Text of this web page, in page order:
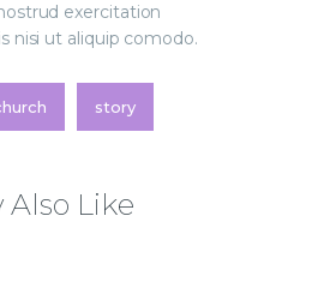
exercitation
nisi ut aliquip comodo.
story
Also Like